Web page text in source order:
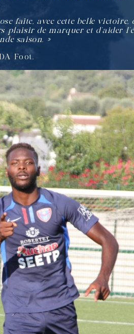
faite, avec cette belle
de marquer et d’aider
saison. »
Foot.